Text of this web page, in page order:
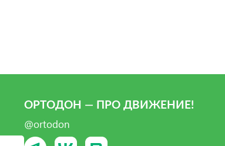
ОРТОДОН — ПРО ДВИЖЕНИЕ!
@ortodon